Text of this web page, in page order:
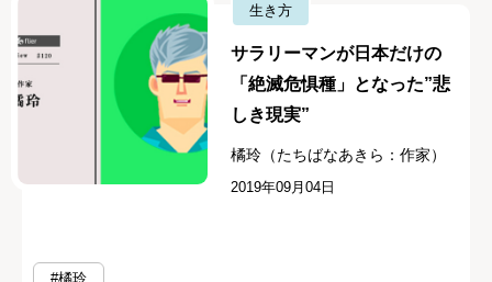
生き方
サラリーマンが日本だけの
「絶滅危惧種」となった”悲
しき現実”
橘玲（たちばなあきら：作家）
2019年09月04日
#橘玲